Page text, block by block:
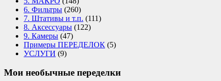
6. Фильтры (260)
7. Штативы и т.п. (111)
8. Аксессуары (122)
9. Камеры (47)
Примеры ПЕРЕДЕЛОК (5)
УСЛУГИ (9)
Мои необычные переделки